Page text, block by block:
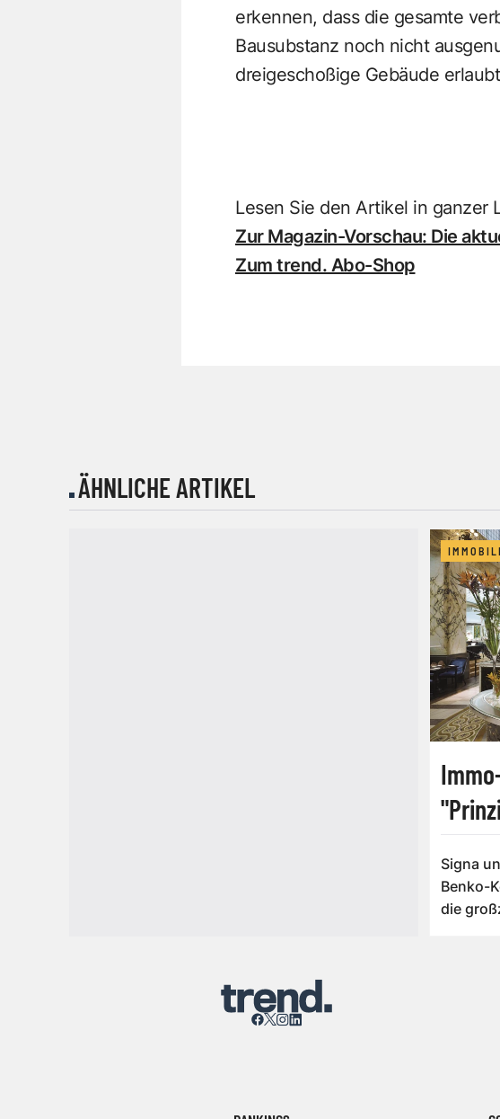
erkennen, dass die gesamte
Bausub­stanz noch nicht
dreigeschoßige Gebäude
Lesen Sie den Artikel in ganzer
Zur Magazin-Vorschau: Die
Zum trend. Abo-Shop
ÄHNLICHE ARTIKEL
Signa
Benko-
die